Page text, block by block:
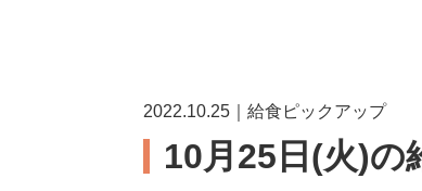
2022.10.25｜給食ピックアップ
10月25日(火)の